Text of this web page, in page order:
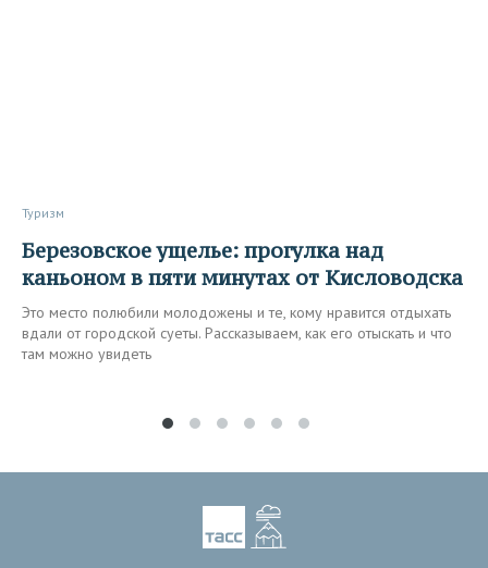
Туризм
Березовское ущелье: прогулка над
каньоном в пяти минутах от Кисловодска
Это место полюбили молодожены и те, кому нравится отдыхать
вдали от городской суеты. Рассказываем, как его отыскать и что
там можно увидеть